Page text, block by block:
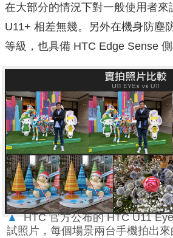
在大部分的情況下對一般使用者來
U11+ 相差無幾。另外在機身防塵
等級，也具備 HTC Edge Sense 側
▲ HTC 官方公布的 HTC U11
試照片，每個場景兩台手機拍出來